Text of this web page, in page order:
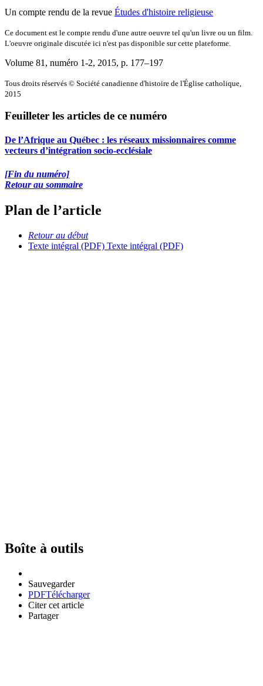
Un compte rendu de la revue Études d'histoire religieuse
Ce document est le compte rendu d'une autre oeuvre tel qu'un livre ou un film.
L'oeuvre originale discutée ici n'est pas disponible sur cette plateforme.
Volume 81, numéro 1-2, 2015, p. 177–197
Tous droits réservés © Société canadienne d'histoire de l'Église catholique,
2015
Feuilleter les articles de ce numéro
De l’Afrique au Québec : les réseaux missionnaires comme
vecteurs d’intégration socio-ecclésiale
[Fin du numéro]
Retour au sommaire
Plan de l’article
Retour au début
Texte intégral (PDF) Texte intégral (PDF)
Boîte à outils
Sauvegarder
PDFTélécharger
Citer cet article
Partager